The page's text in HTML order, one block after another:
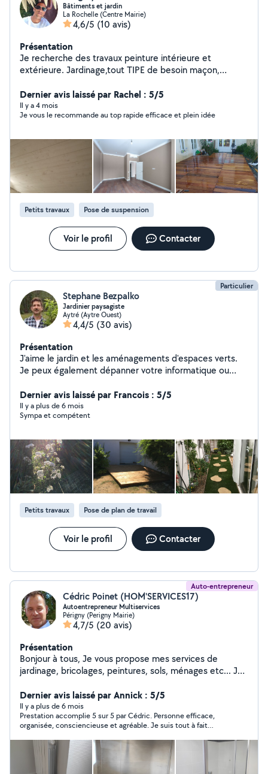
Bâtiments et jardin
La Rochelle (Centre Mairie)
4,6/5 (10 avis)
Présentation
Je recherche des travaux peinture intérieure et
extérieure. Jardinage,tout TIPE de besoin maçon,
possède un CAP BEP Aide a le personne
Dernier avis laissé par Rachel : 5/5
Il y a 4 mois
Je vous le recommande au top rapide efficace et plein idée
Petits travaux Pose de suspension
Voir le profil Contacter
Particulier
Stephane Bezpalko
Jardinier paysagiste
Aytré (Aytre Ouest)
4,4/5 (30 avis)
Présentation
J'aime le jardin et les aménagements d'espaces verts.
Je peux également dépanner votre informatique ou
aider les enfants dans les matières scientifiques. Merci
Dernier avis laissé par Francois : 5/5
Il y a plus de 6 mois
Sympa et compétent
Petits travaux Pose de plan de travail
Voir le profil Contacter
Auto-entrepreneur
Cédric Poinet (HOM'SERVICES17)
Autoentrepreneur Multiservices
Périgny (Perigny Mairie)
4,7/5 (20 avis)
Présentation
Bonjour à tous, Je vous propose mes services de
jardinage, bricolages, peintures, sols, ménages etc... Je
plusieurs services selon vos demandes. Les photos
viendront compléter mon profil au fur et à mesure.
Dernier avis laissé par Annick : 5/5
Il y a plus de 6 mois
Prestation accomplie 5 sur 5 par Cédric. Personne efficace,
organisée, consciencieuse et agréable. Je suis tout à fait
à lui en cas de besoin.